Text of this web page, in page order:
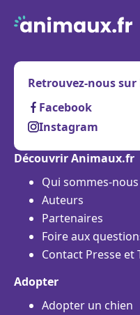
Retrouvez-nous sur
Facebook
Instagram
Découvrir Animaux.fr
Qui sommes-nous
Auteurs
Partenaires
Foire aux
Contact Presse et
Adopter
Adopter un chien